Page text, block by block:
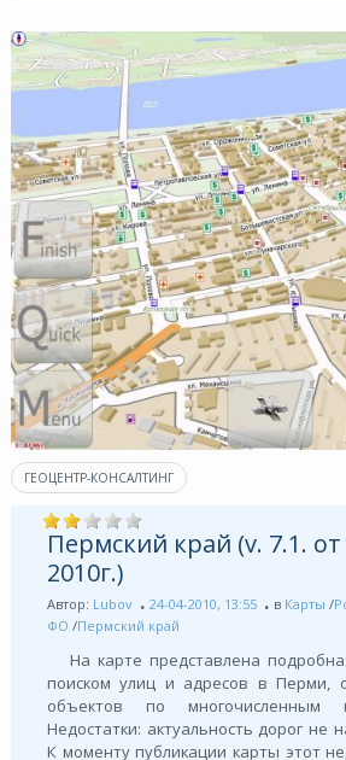
ГЕОЦЕНТР-КОНСАЛТИНГ
Пермский край (v. 7.1.
2010г.)
Автор: Lubov 24-04-2010, 13:55 в Карты /
ФО /Пермский край
На карте представлена
поиском улиц и адресов в Перми,
объектов по многочисленным
Недостатки: актуальность дорог не
К моменту публикации карты этот